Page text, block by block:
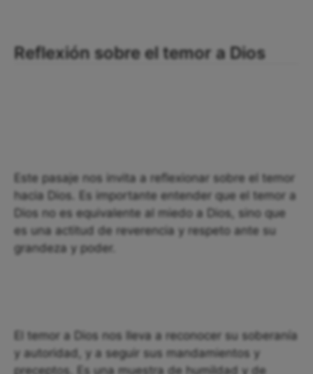
Reflexión sobre el temor a Dios
Este pasaje nos invita a reflexionar sobre el temor
hacia Dios. Es importante entender que el temor a
Dios no es equivalente al miedo a Dios, sino que
es una actitud de reverencia y respeto ante su
grandeza y poder.
El temor a Dios nos lleva a reconocer su soberanía
y autoridad, y a seguir sus mandamientos y
preceptos. Es una muestra de humildad y de